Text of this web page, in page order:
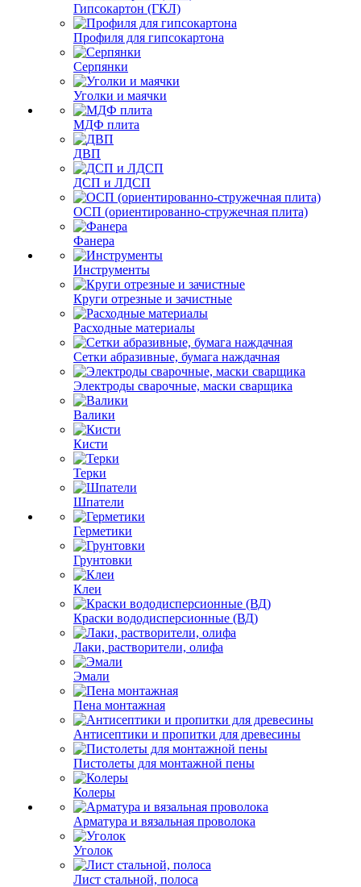
Гипсокартон (ГКЛ)
Профиля для гипсокартона
Серпянки
Уголки и маячки
МДФ плита
ДВП
ДСП и ЛДСП
ОСП (ориентированно-стружечная плита)
Фанера
Инструменты
Круги отрезные и зачистные
Расходные материалы
Сетки абразивные, бумага наждачная
Электроды сварочные, маски сварщика
Валики
Кисти
Терки
Шпатели
Герметики
Грунтовки
Клеи
Краски вододисперсионные (ВД)
Лаки, растворители, олифа
Эмали
Пена монтажная
Антисептики и пропитки для древесины
Пистолеты для монтажной пены
Колеры
Арматура и вязальная проволока
Уголок
Лист стальной, полоса